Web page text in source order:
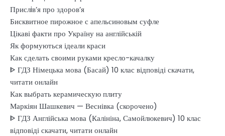
Прислiв’я про здоров’я
Бисквитное пирожное с апельсиновым суфле
Цікаві факти про Україну на англійській
Як формуються ідеали краси
Как сделать своими руками кресло-качалку
ᐈ ГДЗ Німецька мова (Басай) 10 клас відповіді скачати,
читати онлайн
Как выбрать керамическую плиту
Маркіян Шашкевич — Веснівка (скорочено)
ᐈ ГДЗ Англійська мова (Калініна, Самойлюкевич) 10 клас
відповіді скачати, читати онлайн